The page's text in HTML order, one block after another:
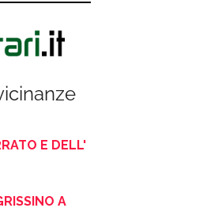
E DELL'
A